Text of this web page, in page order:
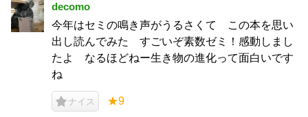
decomo
今年はセミの鳴き声がうるさくて この本を思い
出し読んでみた すごいぞ素数ゼミ！感動しまし
たよ なるほどねー生き物の進化って面白いです
ね
ナイス ★9